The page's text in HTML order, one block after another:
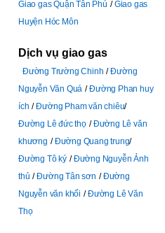
Giao gas Quận Tân Phú
Giao gas
Huyện Hóc Môn
Dịch vụ giao gas
Đường Trường Chinh
Đường
Nguyễn Văn Quá
Đường Phan huy
ích
Đường Pham văn chiêu
Đường Lê đức thọ
Đường Lê văn
khương
Đường Quang trung
Đường Tô ký
Đường Nguyễn Ảnh
thủ
Đường Tân sơn
Đường
Nguyễn văn khối
Đường Lê Văn
Thọ